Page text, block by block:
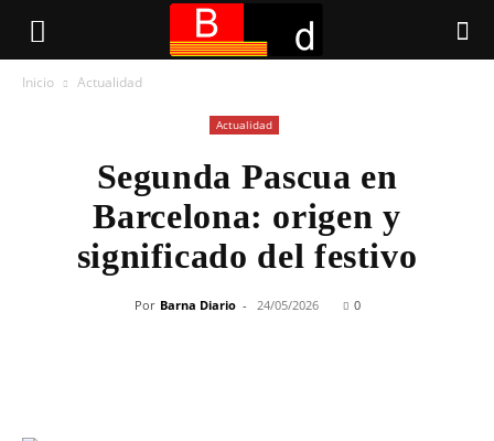
Inicio Actualidad
Actualidad
Segunda Pascua en
Barcelona: origen y
significado del festivo
Por Barna Diario - 24/05/2026 0